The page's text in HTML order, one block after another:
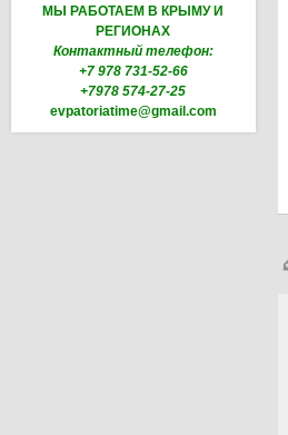
МЫ РАБОТАЕМ В КРЫМУ И
РЕГИОНАХ
Контактный телефон:
+7 978 731-52-66
+7978 574-27-25
evpatoriatime@gmail.com